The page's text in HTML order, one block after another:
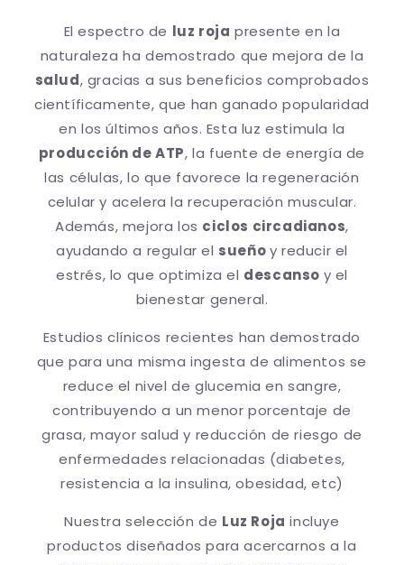
El espectro de luz roja presente en la
naturaleza ha demostrado que mejora de la
salud, gracias a sus beneficios comprobados
científicamente, que han ganado popularidad
en los últimos años. Esta luz estimula la
producción de ATP, la fuente de energía de
las células, lo que favorece la regeneración
celular y acelera la recuperación muscular.
Además, mejora los ciclos circadianos,
ayudando a regular el sueñoy reducir el
estrés, lo que optimiza el descanso y el
bienestar general.
Estudios clínicos recientes han demostrado
que para una misma ingesta de alimentos se
reduce el nivel de glucemia en sangre,
contribuyendo a un menor porcentaje de
grasa, mayor salud y reducción de riesgo de
enfermedades relacionadas (diabetes,
resistencia a la insulina, obesidad, etc)
Nuestra selección de Luz Roja incluye
productos diseñados para acercarnos a la